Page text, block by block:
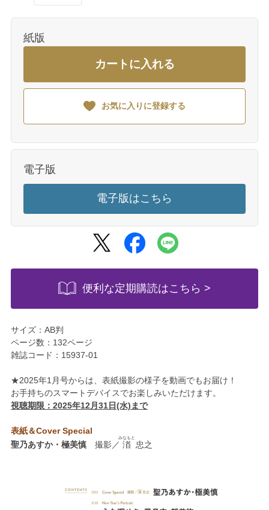
紙版
カートに入れる
お気に入りに登録する
電子版
電子版はこちら
便利な定期購読はこちら >
サイズ：AB判
ページ数：132ページ
雑誌コード：15937-01
★2025年1月号からは、表紙撮影の様子を動画でもお届け！
お手持ちのスマートデバイスでお楽しみいただけます。
視聴期限：2025年12月31日(水)まで
表紙＆Cover Special
聖乃あすか・極美慎撮影／ 渞
みなもと
忠之